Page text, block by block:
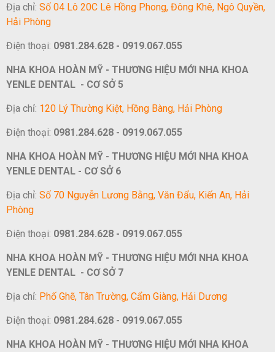
Địa chỉ: Số 04 Lô 20C Lê Hồng Phong, Đông Khê, Ngô Quyền,
Hải Phòng
Điện thoại: 0981.284.628 - 0919.067.055
NHA KHOA HOÀN MỸ - THƯƠNG HIỆU MỚI NHA KHOA
YENLE DENTAL - CƠ SỞ 5
Địa chỉ: 120 Lý Thường Kiệt, Hồng Bàng, Hải Phòng
Điện thoại: 0981.284.628 - 0919.067.055
NHA KHOA HOÀN MỸ - THƯƠNG HIỆU MỚI NHA KHOA
YENLE DENTAL - CƠ SỞ 6
Địa chỉ: Số 70 Nguyễn Lương Bằng, Văn Đẩu, Kiến An, Hải
Phòng
Điện thoại: 0981.284.628 - 0919.067.055
NHA KHOA HOÀN MỸ - THƯƠNG HIỆU MỚI NHA KHOA
YENLE DENTAL - CƠ SỞ 7
Địa chỉ: Phố Ghẽ, Tân Trường, Cẩm Giàng, Hải Dương
Điện thoại: 0981.284.628 - 0919.067.055
NHA KHOA HOÀN MỸ - THƯƠNG HIỆU MỚI NHA KHOA